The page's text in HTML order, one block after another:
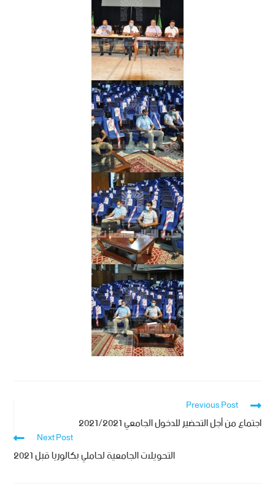
Previous Post
اجتماع من أجل التحضير للدخول الجامعي 2021/2021
Next Post
التحويلات الجامعية لحاملي بكالوريا قبل 2021